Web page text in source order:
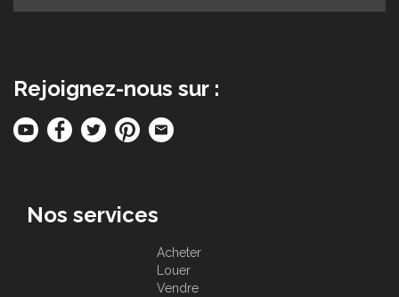
Rejoignez-nous sur :
Nos services
Acheter
Louer
Vendre